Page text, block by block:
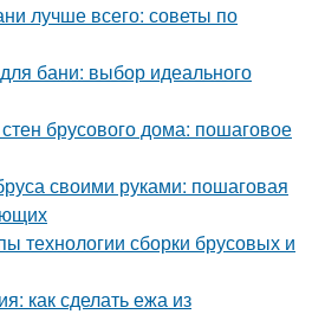
лучше всего: советы по
бани: выбор идеального
брусового дома: пошаговое
своими руками: пошаговая
технологии сборки брусовых и
как сделать ежа из